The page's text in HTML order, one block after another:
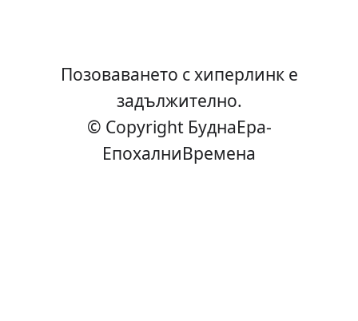
Позоваването с хиперлинк е
задължително.
© Copyright БуднаEра-
ЕпохалниВремена